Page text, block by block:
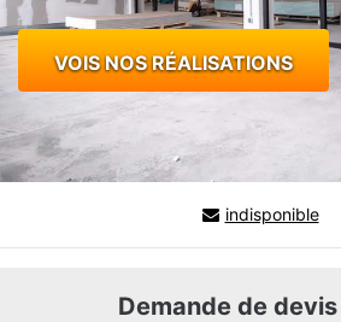
VOIS NOS RÉALISATIONS
indisponible
Demande de